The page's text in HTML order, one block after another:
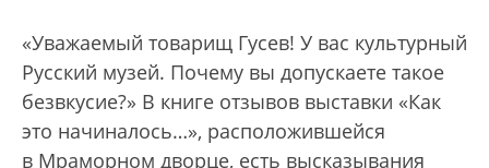
«Уважаемый товарищ Гусев! У вас культурный
Русский музей. Почему вы допускаете такое
безвкусие?» В книге отзывов выставки «Как
это начиналось…», расположившейся
в Мраморном дворце, есть высказывания